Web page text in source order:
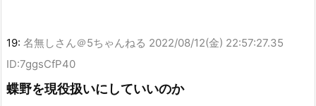
19: 名無しさん＠5ちゃんねる 2022/08/12(金) 22:57:27.35
ID:7ggsCfP40
蝶野を現役扱いにしていいのか